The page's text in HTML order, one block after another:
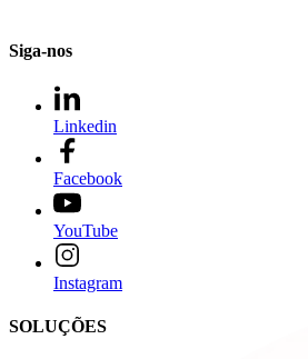
Siga-nos
Linkedin
Facebook
YouTube
Instagram
SOLUÇÕES